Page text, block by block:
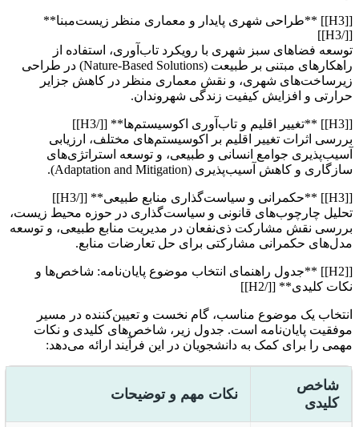
[[H3]] **طراحی شهری پایدار و معماری منظر زیست‌مبنا**
[[/H3]]
توسعه فضاهای سبز شهری با رویکرد تاب‌آوری، استفاده از
راهکارهای مبتنی بر طبیعت (Nature-Based Solutions) در طراحی
زیرساخت‌های شهری، و نقش معماری منظر در کاهش جزایر
حرارتی و افزایش کیفیت زندگی شهروندان.
[[H3]] **تغییر اقلیم و تاب‌آوری اکوسیستم‌ها** [[/H3]]
بررسی اثرات تغییر اقلیم بر اکوسیستم‌های مختلف، ارزیابی
آسیب‌پذیری جوامع انسانی و طبیعی، و توسعه استراتژی‌های
سازگاری و کاهش آسیب‌پذیری (Adaptation and Mitigation).
[[H3]] **حکمرانی و سیاست‌گذاری منابع طبیعی** [[/H3]]
تحلیل چارچوب‌های قانونی و سیاست‌گذاری در حوزه محیط زیست،
بررسی نقش مشارکت ذی‌نفعان در مدیریت منابع طبیعی، و توسعه
مدل‌های حکمرانی مشارکتی برای حل تعارضات منابع.
[[H2]] **جدول راهنمای انتخاب موضوع پایان‌نامه: شاخص‌ها و
نکات کلیدی** [[/H2]]
انتخاب یک موضوع مناسب، گام نخست و تعیین‌کننده در مسیر
موفقیت پایان‌نامه است. جدول زیر، شاخص‌های کلیدی و نکات
مهمی را برای کمک به دانشجویان در این فرآیند ارائه می‌دهد:
شاخص
کلیدی
نکات مهم و توضیحات